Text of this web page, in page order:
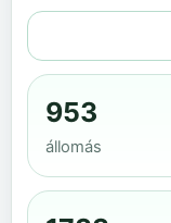
953
állomás